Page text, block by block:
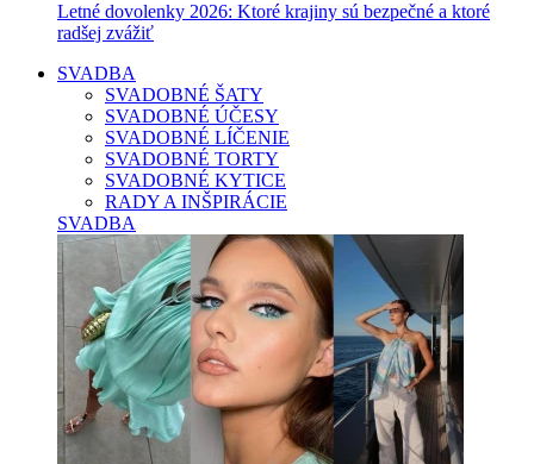
Letné dovolenky 2026: Ktoré krajiny sú bezpečné a ktoré
radšej zvážiť
SVADBA
SVADOBNÉ ŠATY
SVADOBNÉ ÚČESY
SVADOBNÉ LÍČENIE
SVADOBNÉ TORTY
SVADOBNÉ KYTICE
RADY A INŠPIRÁCIE
SVADBA